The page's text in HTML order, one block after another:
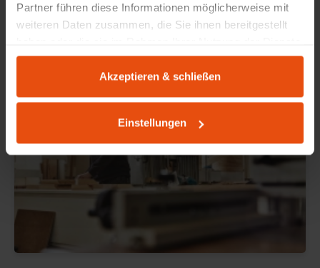
Partner führen diese Informationen möglicherweise mit
weiteren Daten zusammen, die Sie ihnen bereitgestellt
gesammelt haben.
Akzeptieren & schließen
Einstellungen
Made by Schultz